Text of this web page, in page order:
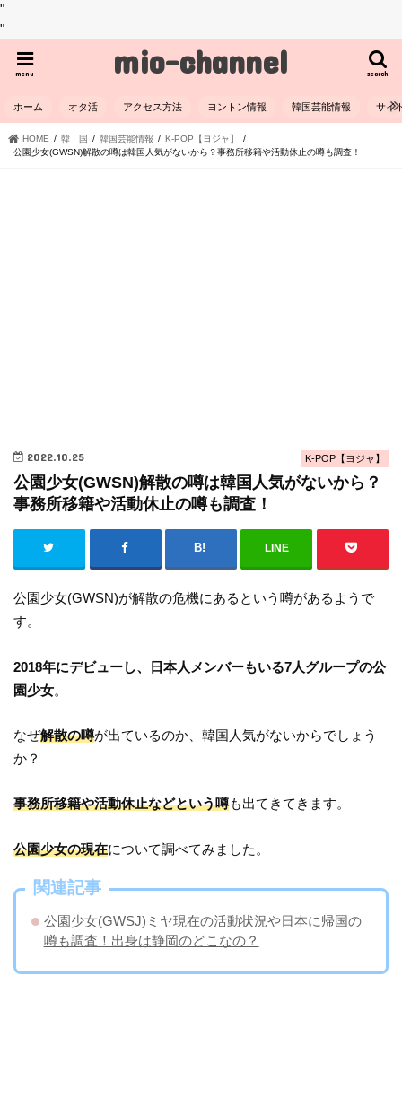
"
"
mio-channel search
menu
ホーム オタ活 アクセス方法 ヨントン情報 韓国芸能情報 サイ
HOME 韓 国 韓国芸能情報
K-POP【ヨジャ】
公園少女(GWSN)解散の噂は韓国人気がないから？事務所移籍や活動休止の噂も調査！
K-POP【ヨジャ】
2022.10.25
公園少女(GWSN)解散の噂は韓国人気がないから？
事務所移籍や活動休止の噂も調査！
LINE
公園少女(GWSN)が解散の危機にあるという噂があるようで
す。
2018年にデビューし、日本人メンバーもいる7人グループの公
園少女。
なぜ解散の噂が出ているのか、韓国人気がないからでしょう
か？
事務所移籍や活動休止などという噂も出てきてきます。
公園少女の現在について調べてみました。
関連記事
公園少女(GWSJ)ミヤ現在の活動状況や日本に帰国の
噂も調査！出身は静岡のどこなの？